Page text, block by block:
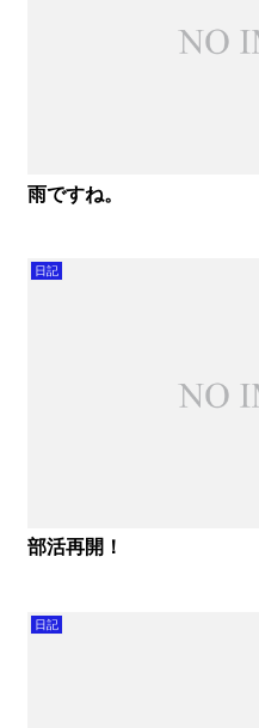
雨ですね。
日記
部活再開！
日記